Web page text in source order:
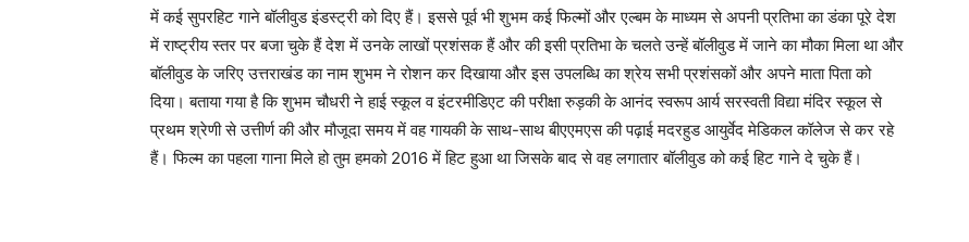
में कई सुपरहिट गाने बॉलीवुड इंडस्ट्री को दिए हैं। इससे पूर्व भी शुभम कई फिल्मों और एल्बम के माध्यम से अपनी प्रतिभा का डंका पूरे देश
में राष्ट्रीय स्तर पर बजा चुके हैं देश में उनके लाखों प्रशंसक हैं और की इसी प्रतिभा के चलते उन्हें बॉलीवुड में जाने का मौका मिला था और
बॉलीवुड के जरिए उत्तराखंड का नाम शुभम ने रोशन कर दिखाया और इस उपलब्धि का श्रेय सभी प्रशंसकों और अपने माता पिता को
दिया। बताया गया है कि शुभम चौधरी ने हाई स्कूल व इंटरमीडिएट की परीक्षा रुड़की के आनंद स्वरूप आर्य सरस्वती विद्या मंदिर स्कूल से
प्रथम श्रेणी से उत्तीर्ण की और मौजूदा समय में वह गायकी के साथ-साथ बीएएमएस की पढ़ाई मदरहुड आयुर्वेद मेडिकल कॉलेज से कर रहे
हैं। फिल्म का पहला गाना मिले हो तुम हमको 2016 में हिट हुआ था जिसके बाद से वह लगातार बॉलीवुड को कई हिट गाने दे चुके हैं।